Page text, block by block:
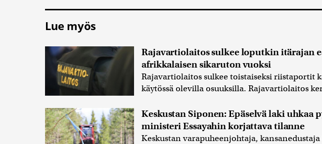
Lue myös
Rajavartiolaitos sulkee loputkin itärajan
afrikkalaisen sikaruton vuoksi
Rajavartiolaitos sulkee toistaiseksi riistaportit
käytössä olevilla osuuksilla. Rajavartiolaitos
Keskustan Siponen: Epäselvä laki uhkaa
ministeri Essayahin korjattava tilanne
Keskustan varapuheenjohtaja,